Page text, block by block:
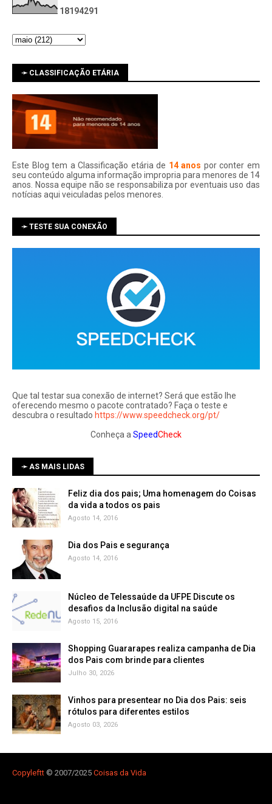
1 81 94291
➛ CLASSIFICAÇÃO ETÁRIA
Este Blog tem a Classificação etária de 14 anos por conter em
seu conteúdo alguma informação impropria para menores de 14
anos. Nossa equipe não se responsabiliza por eventuais uso das
notí­cias aqui veiculadas pelos menores.
➛ TESTE SUA CONEXÃO
Que tal testar sua conexão de internet? Será que estão lhe
oferecendo mesmo o pacote contratado? Faça o teste e
descubra o resultado https://www.speedcheck.org/pt/
Conheça a SpeedCheck
➛ AS MAIS LIDAS
Feliz dia dos pais; Uma homenagem do Coisas
da vida a todos os pais
Agosto 14, 2016
Dia dos Pais e segurança
Agosto 14, 2016
Núcleo de Telessaúde da UFPE Discute os
Agosto 15, 2016
Shopping Guararapes realiza campanha de Dia
dos Pais com brinde para clientes
Julho 30, 2026
Vinhos para presentear no Dia dos Pais: seis
rótulos para diferentes estilos
Agosto 03, 2026
Copyleftt © 2007/2025 Coisas da Vida